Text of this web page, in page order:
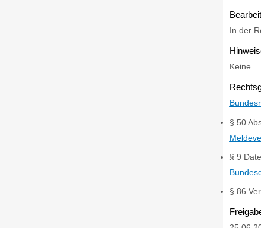
In der
Keine
§ 50
§ 9
§ 86